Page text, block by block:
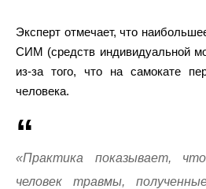
Эксперт отмечает, что
СИМ (средств индивидуальной
из-за того, что на самокате
человека.
«Практика показывает,
человек травмы,